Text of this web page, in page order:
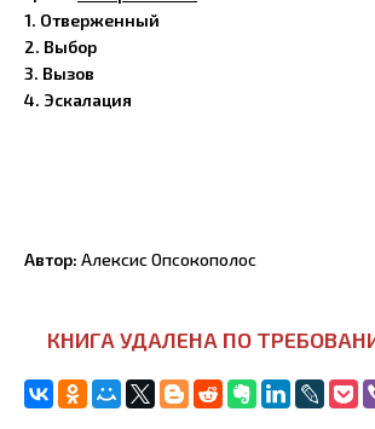
1. Отверженный
2. Выбор
3. Вызов
4. Эскалация
Автор: Алексис Опсокополос
КНИГА УДАЛЕНА ПО